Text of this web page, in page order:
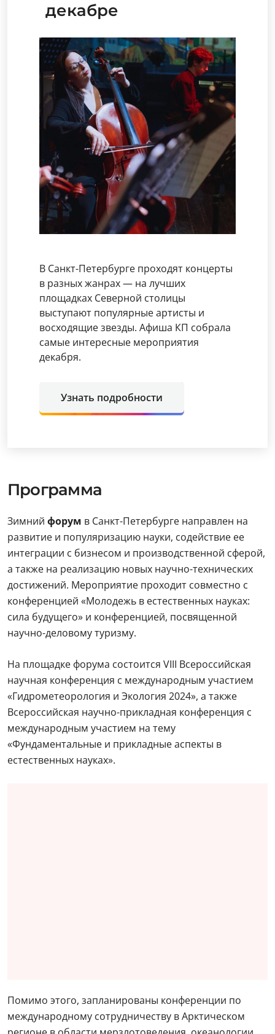
декабре
В Санкт-Петербурге проходят концерты
в разных жанрах — на лучших
площадках Северной столицы
выступают популярные артисты и
восходящие звезды. Афиша КП собрала
самые интересные мероприятия
декабря.
Узнать подробности
Программа
Зимний форум в Санкт-Петербурге направлен на
развитие и популяризацию науки, содействие ее
интеграции с бизнесом и производственной сферой,
а также на реализацию новых научно-технических
достижений. Мероприятие проходит совместно с
конференцией «Молодежь в естественных науках:
сила будущего» и конференцией, посвященной
научно-деловому туризму.
На площадке форума состоится VIII Всероссийская
научная конференция с международным участием
«Гидрометеорология и Экология 2024», а также
Всероссийская научно-прикладная конференция с
международным участием на тему
«Фундаментальные и прикладные аспекты в
естественных науках».
Помимо этого, запланированы конференции по
международному сотрудничеству в Арктическом